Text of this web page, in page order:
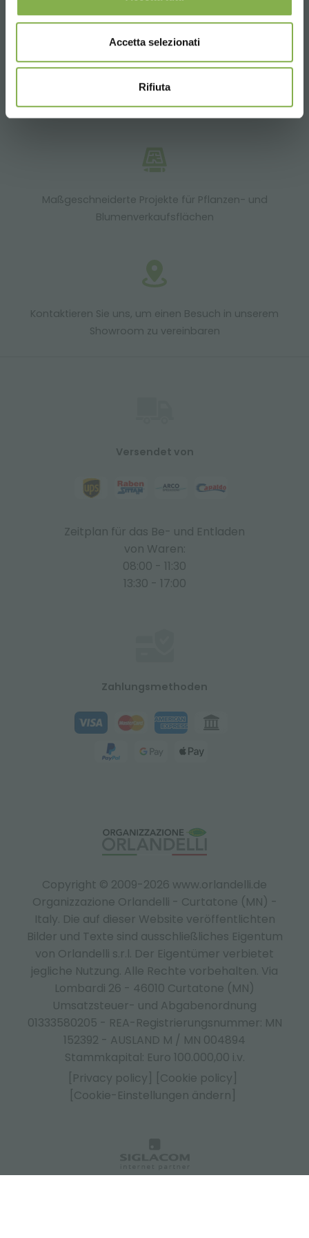
Accetta selezionati
Rifiuta
Produkte zur Auslieferung bereit
Maßgeschneiderte Projekte für Pflanzen- und
Blumenverkaufsflächen
Kontaktieren Sie uns, um einen Besuch in unserem
Showroom zu vereinbaren
Copyright © 2009-2026 www.orlandelli.de
Organizzazione Orlandelli - Curtatone (MN) -
Italy. Die auf dieser Website veröffentlichten
Bilder und Texte sind ausschließliches Eigentum
von Orlandelli s.r.l. Der Eigentümer verbietet
jegliche Nutzung. Alle Rechte vorbehalten. Via
Lombardi 26 - 46010 Curtatone (MN)
Umsatzsteuer- und Abgabenordnung
01333580205 - REA-Registrierungsnummer: MN
152392 - AUSLAND M / MN 004894
Stammkapital: Euro 100.000,00 i.v.
[Privacy policy]
[Cookie policy]
[Cookie-Einstellungen ändern]
Versendet von
Zeitplan für das Be- und Entladen
von Waren:
08:00 - 11:30
13:30 - 17:00
Zahlungsmethoden